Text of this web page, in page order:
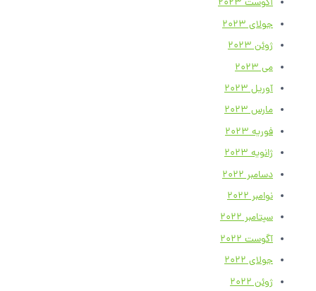
آگوست 2023
جولای 2023
ژوئن 2023
می 2023
آوریل 2023
مارس 2023
فوریه 2023
ژانویه 2023
دسامبر 2022
نوامبر 2022
سپتامبر 2022
آگوست 2022
جولای 2022
ژوئن 2022